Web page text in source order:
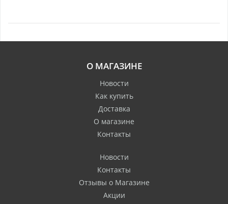
О МАГАЗИНЕ
Новости
Как купить
Доставка
О магазине
Контакты
Новости
Контакты
Отзывы о Магазине
Акции